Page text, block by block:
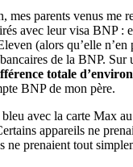
mes parents venus me
avec leur visa BNP :
(alors qu’elle n’en
de la BNP. Sur
totale
BNP de mon père.
avec la carte Max au
appareils ne
ne prenaient tout